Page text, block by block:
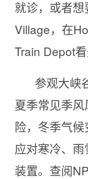
就诊，或者
Village，在
Train Depot
参观大峡
夏季常见季
险，冬季气
应对寒冷、
装置。查阅